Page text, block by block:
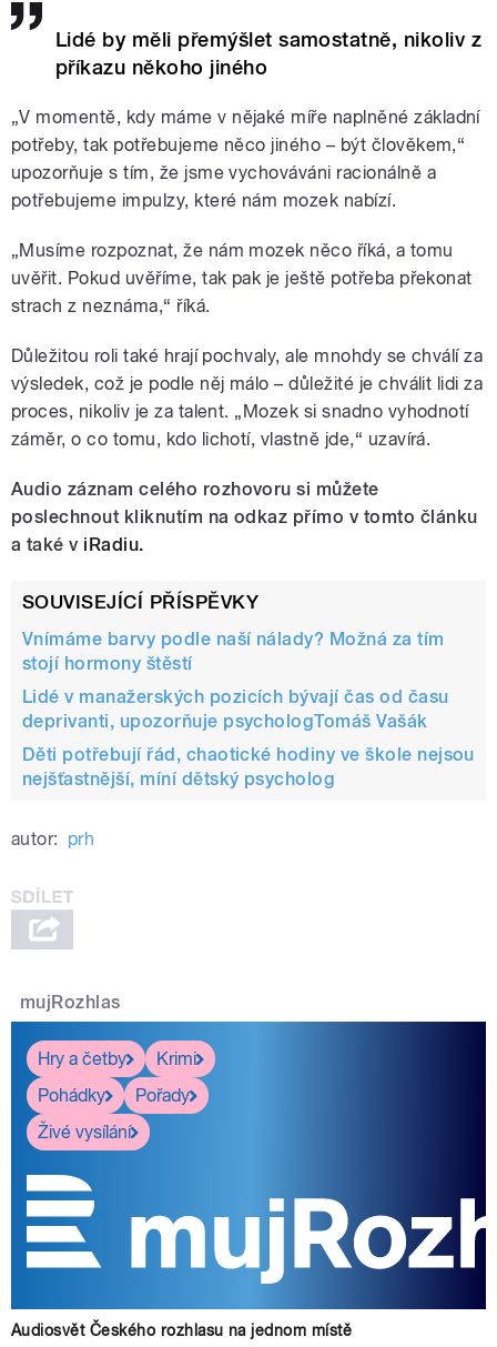
Lidé by měli přemýšlet samostatně, nikoliv z
příkazu někoho jiného
„V momentě, kdy máme v nějaké míře naplněné základní
potřeby, tak potřebujeme něco jiného – být člověkem,“
upozorňuje s tím, že jsme vychováváni racionálně a
potřebujeme impulzy, které nám mozek nabízí.
„Musíme rozpoznat, že nám mozek něco říká, a tomu
uvěřit. Pokud uvěříme, tak pak je ještě potřeba překonat
strach z neznáma,“ říká.
Důležitou roli také hrají pochvaly, ale mnohdy se chválí za
výsledek, což je podle něj málo – důležité je chválit lidi za
proces, nikoliv je za talent. „Mozek si snadno vyhodnotí
záměr, o co tomu, kdo lichotí, vlastně jde,“ uzavírá.
Audio záznam celého rozhovoru si můžete
poslechnout kliknutím na odkaz přímo v tomto článku
a také v iRadiu.
SOUVISEJÍCÍ PŘÍSPĚVKY
Vnímáme barvy podle naší nálady? Možná za tím
stojí hormony štěstí
Lidé v manažerských pozicích bývají čas od času
deprivanti, upozorňuje psychologTomáš Vašák
Děti potřebují řád, chaotické hodiny ve škole nejsou
nejšťastnější, míní dětský psycholog
autor: prh
mujRozhlas
Hry a četby
Krimi
Pohádky
Pořady
Živé vysílání
Audiosvět Českého rozhlasu na jednom místě